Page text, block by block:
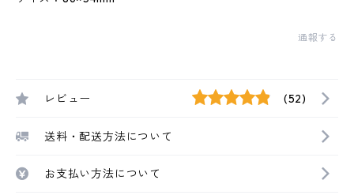
通報する
レビュー (52)
送料・配送方法について
お支払い方法について